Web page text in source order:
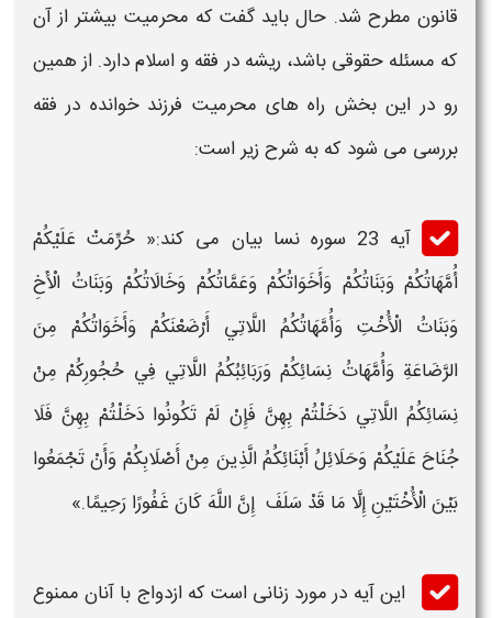
قانون مطرح شد. حال باید گفت که محرمیت بیشتر از آن
که مسئلهحقوقیباشد، ریشهدر فقه و اسلام دارد. از همین
رو در این بخش راه های محرمیت فرزند خوانده در فقه
بررسی می شود که به شرح زیر است:
آیه 23 سوره نسا بیان می کند:« حُرِّمَتْ عَلَيْكُمْ
أُمَّهَاتُكُمْ وَبَنَاتُكُمْ وَأَخَوَاتُكُمْ وَعَمَّاتُكُمْ وَخَالَاتُكُمْ وَبَنَاتُ الْأَخِ
وَبَنَاتُ الْأُخْتِ وَأُمَّهَاتُكُمُ اللَّاتِي أَرْضَعْنَكُمْ وَأَخَوَاتُكُمْ مِنَ
الرَّضَاعَةِ وَأُمَّهَاتُ نِسَائِكُمْ وَرَبَائِبُكُمُ اللَّاتِي فِي حُجُورِكُمْ مِنْ
نِسَائِكُمُ اللَّاتِي دَخَلْتُمْ بِهِنَّ فَإِنْ لَمْ تَكُونُوا دَخَلْتُمْ بِهِنَّ فَلَا
جُنَاحَ عَلَيْكُمْ وَحَلَائِلُ أَبْنَائِكُمُ الَّذِينَ مِنْ أَصْلَابِكُمْ وَأَنْ تَجْمَعُوا
بَيْنَ الْأُخْتَيْنِ إِلَّا مَا قَدْ سَلَفَ إِنَّ اللَّهَ كَانَ غَفُورًا رَحِيمًا.»
این آیه در مورد زنانی است که ازدواج با آنان ممنوع